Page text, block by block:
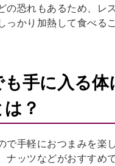
の恐れもあるため、レ
っかり加熱して食べる
手に入る
？
で手軽におつまみを楽
ナッツなどがおすすめで